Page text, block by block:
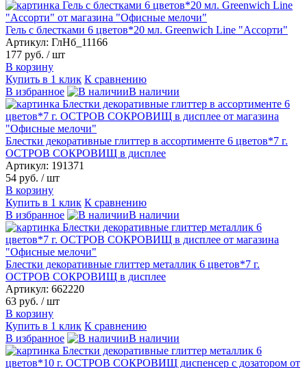
Гель с блестками 6 цветов*20 мл. Greenwich Line "Ассорти"
Артикул: ГлНб_11166
177 руб. / шт
В корзину
Купить в 1 клик К сравнению
В избранное
В наличии
Блестки декоративные глиттер в ассортименте 6 цветов*7 г.
ОСТРОВ СОКРОВИЩ в дисплее
Артикул: 191371
54 руб. / шт
В корзину
Купить в 1 клик К сравнению
В избранное
В наличии
Блестки декоративные глиттер металлик 6 цветов*7 г.
ОСТРОВ СОКРОВИЩ в дисплее
Артикул: 662220
63 руб. / шт
В корзину
Купить в 1 клик К сравнению
В избранное
В наличии